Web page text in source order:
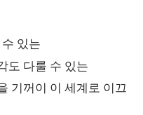
있는
도 다룰 수 있는
기꺼이 이 세계로 이끄